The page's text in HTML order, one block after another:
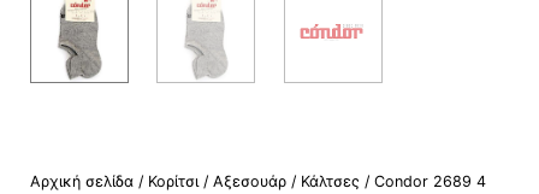
Αρχική σελίδα / Κορίτσι / Αξεσουάρ / Κάλτσες / Condor 2689 4